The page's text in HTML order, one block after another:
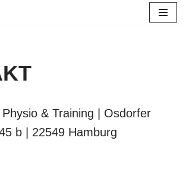
& Training | Osdorfer
b | 22549 Hamburg